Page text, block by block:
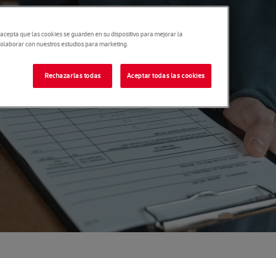
que las cookies se guarden en su dispositivo para mejorar la
con nuestros estudios para marketing.
Rechazarlas todas Aceptar todas las cookies